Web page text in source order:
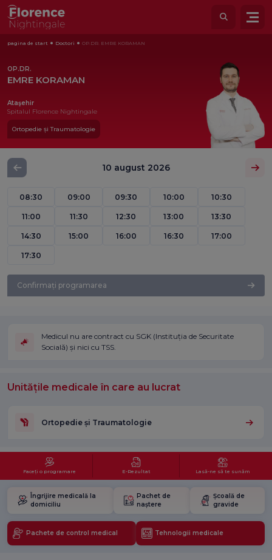
pagina de start Doctori OP.DR. EMRE KORAMAN
OP.DR.
EMRE KORAMAN
Ataşehir
Spitalul Florence Nightingale
Ortopedie și Traumatologie
10 august 2026
08:30 09:00 09:30 10:00 10:30
11:00 11:30 12:30 13:00 13:30
14:30 15:00 16:00 16:30 17:00
17:30
Confirmați programarea
Medicul nu are contract cu SGK (Instituția de Securitate
Socială) și nici cu TSS.
Unitățile medicale în care au lucrat
Ortopedie și Traumatologie
Faceți o programare E-Rezultat Lasă-ne să te sunăm
Îngrijire medicală la
domiciliu
Pachet de
naștere
Școală de
gravide
Pachete de control medical Tehnologii medicale